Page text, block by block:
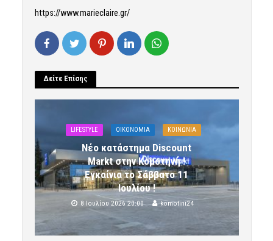
https://www.marieclaire.gr/
Δείτε Επίσης
LIFESTYLE OIKONOMIA ΚΟΙΝΩΝΙΑ
Νέο κατάστημα Discount
Markt στην Κομοτηνή !
Εγκαίνια το Σάββατο 11
Ιουλίου !
8 Ιουλίου 2026 20:00 komotini24